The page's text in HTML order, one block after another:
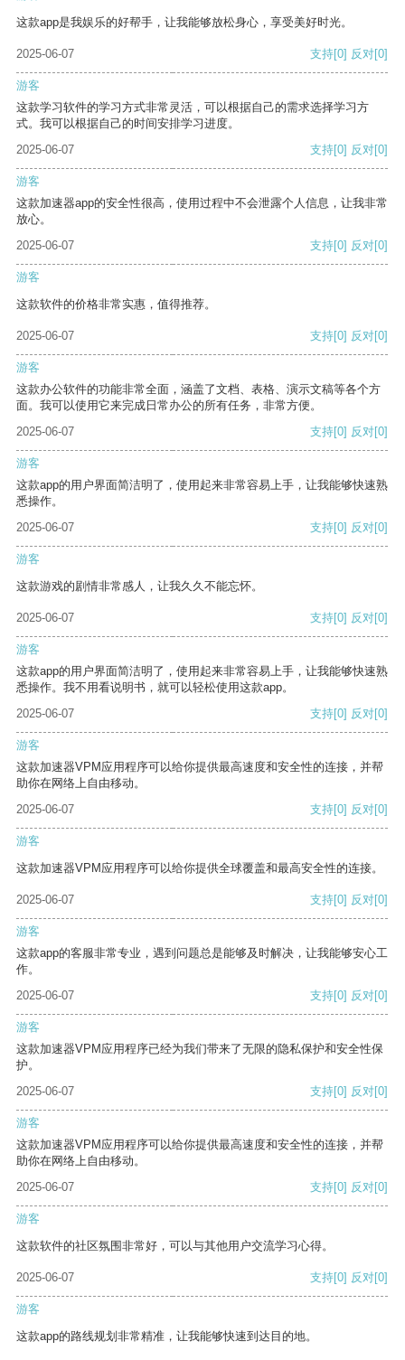
这款app是我娱乐的好帮手，让我能够放松身心，享受美好时光。
2025-06-07 支持[0] 反对[0]
游客
这款学习软件的学习方式非常灵活，可以根据自己的需求选择学习方
式。我可以根据自己的时间安排学习进度。
2025-06-07
支持[0] 反对[0]
游客
这款加速器app的安全性很高，使用过程中不会泄露个人信息，让我非常
放心。
2025-06-07
支持[0] 反对[0]
游客
这款软件的价格非常实惠，值得推荐。
2025-06-07 支持[0] 反对[0]
游客
这款办公软件的功能非常全面，涵盖了文档、表格、演示文稿等各个方
面。我可以使用它来完成日常办公的所有任务，非常方便。
2025-06-07
支持[0] 反对[0]
游客
这款app的用户界面简洁明了，使用起来非常容易上手，让我能够快速熟
悉操作。
2025-06-07
支持[0] 反对[0]
游客
这款游戏的剧情非常感人，让我久久不能忘怀。
2025-06-07 支持[0] 反对[0]
游客
这款app的用户界面简洁明了，使用起来非常容易上手，让我能够快速熟
悉操作。我不用看说明书，就可以轻松使用这款app。
2025-06-07
支持[0] 反对[0]
游客
这款加速器VPM应用程序可以给你提供最高速度和安全性的连接，并帮
助你在网络上自由移动。
2025-06-07
支持[0] 反对[0]
游客
这款加速器VPM应用程序可以给你提供全球覆盖和最高安全性的连接。
2025-06-07 支持[0] 反对[0]
游客
这款app的客服非常专业，遇到问题总是能够及时解决，让我能够安心工
作。
2025-06-07
支持[0] 反对[0]
游客
这款加速器VPM应用程序已经为我们带来了无限的隐私保护和安全性保
护。
2025-06-07
支持[0] 反对[0]
游客
这款加速器VPM应用程序可以给你提供最高速度和安全性的连接，并帮
助你在网络上自由移动。
2025-06-07
支持[0] 反对[0]
游客
这款软件的社区氛围非常好，可以与其他用户交流学习心得。
2025-06-07 支持[0] 反对[0]
游客
这款app的路线规划非常精准，让我能够快速到达目的地。